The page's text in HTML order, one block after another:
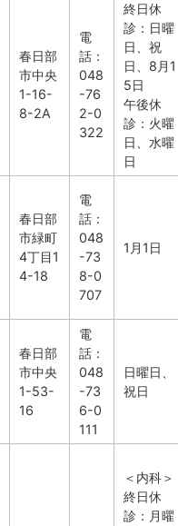
春日部
市中央
1-16-
8-2A
電
話：
048
-76
2-0
322
終日休
診：日曜
日、祝
日、8月1
5日
午後休
診：火曜
日、水曜
日
春日部
市緑町
4丁目1
4-18
電
話：
048
-73
8-0
707
1月1日
春日部
市中央
1-53-
16
電
話：
048
-73
6-0
111
日曜日、
祝日
＜内科＞
終日休
診：月曜